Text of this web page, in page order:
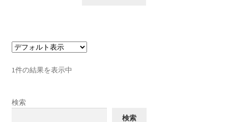
1件の結果を表示中
検索
検索